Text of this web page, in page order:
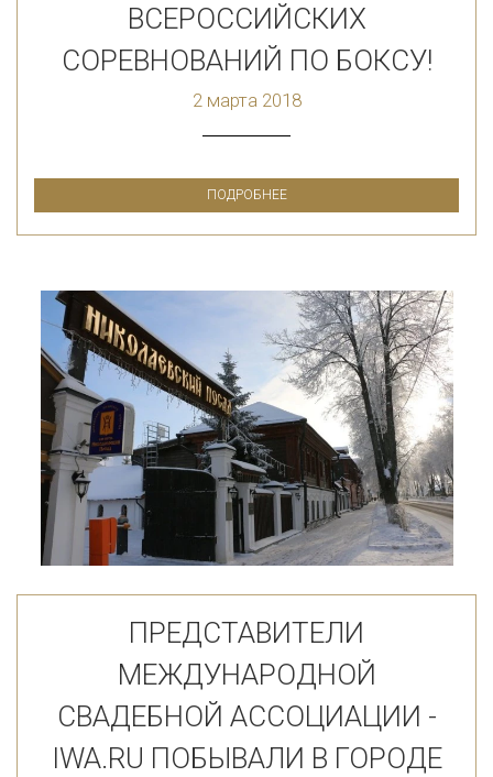
ВСЕРОССИЙСКИХ
СОРЕВНОВАНИЙ ПО БОКСУ!
2 марта 2018
ПОДРОБНЕЕ
ПРЕДСТАВИТЕЛИ
МЕЖДУНАРОДНОЙ
СВАДЕБНОЙ АССОЦИАЦИИ -
IWA.RU ПОБЫВАЛИ В ГОРОДЕ